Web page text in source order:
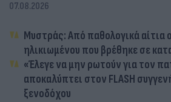
07.08.2026
Μυστράς: Από παθολογικά αίτια
ηλικιωμένου που βρέθηκε σε
«Έλεγε να μην ρωτούν για τον
αποκαλύπτει στον FLASH
ξενοδόχου